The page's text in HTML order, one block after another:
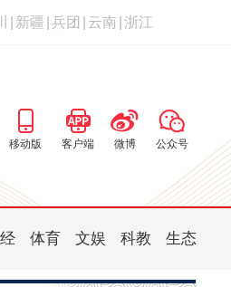
新疆 兵团 云南 浙江
移动版 客户端 微博 公众号
体育 文娱 科教 生态